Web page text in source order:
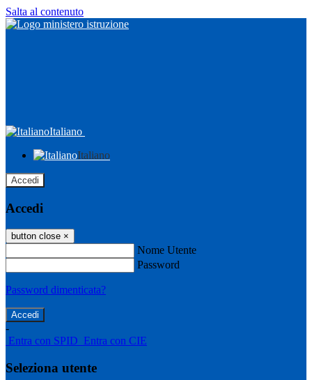
Salta al contenuto
Italiano
Italiano
Accedi
Accedi
button close ×
Nome Utente
Password
Password dimenticata?
-
Entra con SPID Entra con CIE
Seleziona utente